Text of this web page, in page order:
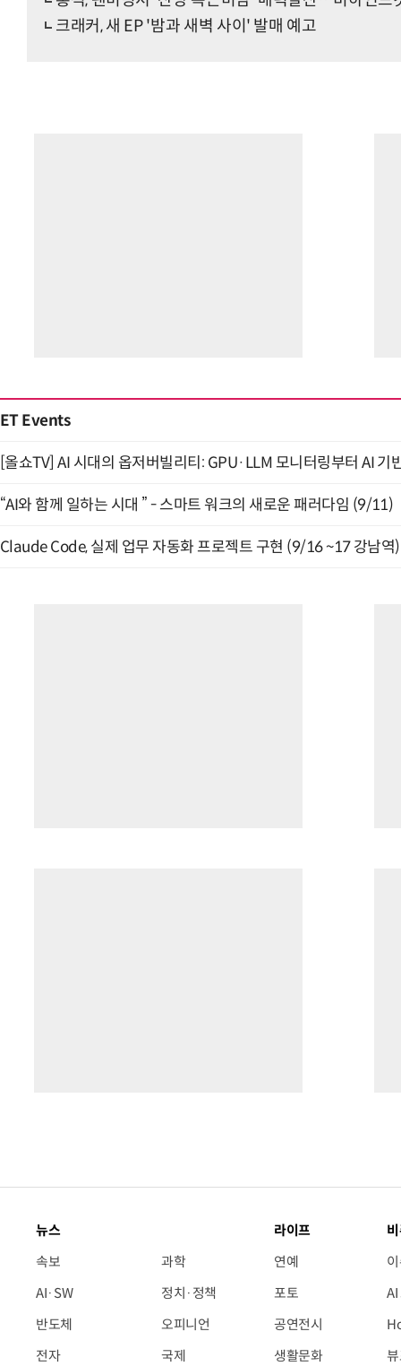
크래커, 새 EP '밤과 새벽 사이' 발매 예고
ET Events
[올쇼TV] AI 시대의 옵저버빌리티: GPU·LLM 모니터링부터 AI
“AI와 함께 일하는 시대 ” - 스마트 워크의 새로운 패러다임 (9/11)
Claude Code, 실제 업무 자동화 프로젝트 구현 (9/16 ~17 강남역)
뉴스
속보
AI·SW
반도체
전자
과학
정치·정책
오피니언
국제
라이프
연예
포토
공연전시
생활문화